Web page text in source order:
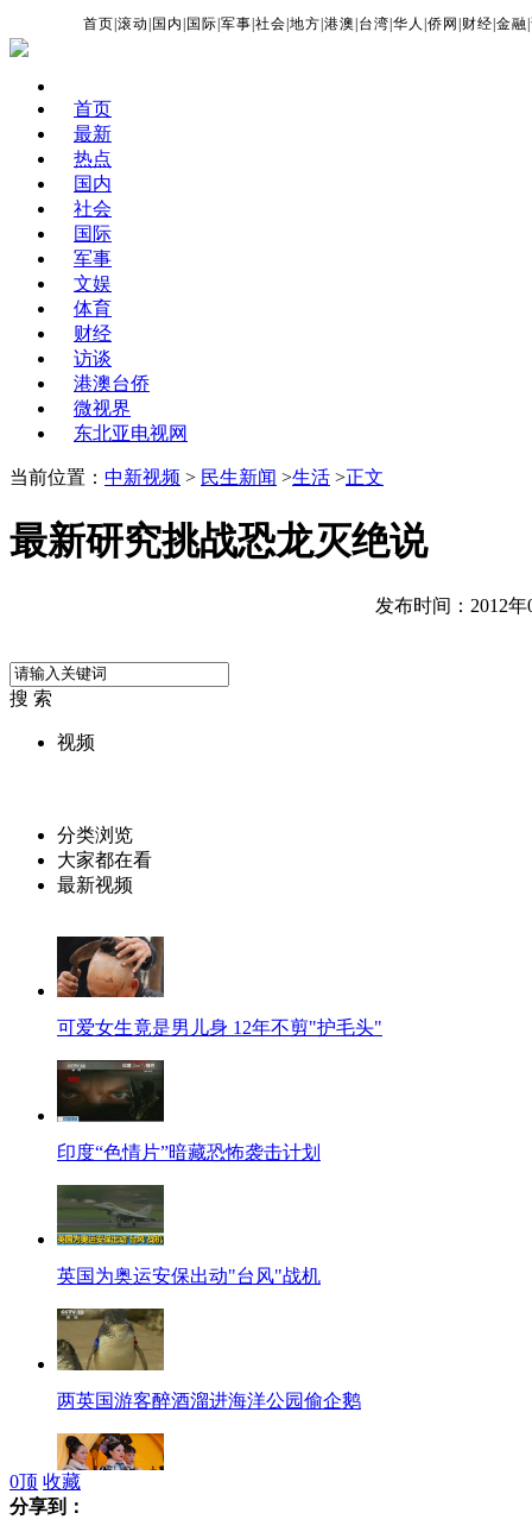
首页 |滚动 国内 国际 |军事 |社会 |地方 |港澳 台湾 |华人 |侨网 财经 |金融 |
首页
最新
热点
国内
社会
国际
军事
文娱
体育
财经
访谈
港澳台侨
微视界
东北亚电视网
当前位置： 中新视频 > 民生新闻 >生活 >正文
最新研究挑战恐龙灭绝说
发布时间：2012年
搜 索
视频
分类浏览
大家都在看
最新视频
可爱女生竟是男儿身 12年不剪"护毛头"
印度“色情片”暗藏恐怖袭击计划
英国为奥运安保出动"台风"战机
两英国游客醉酒溜进海洋公园偷企鹅
0顶 收藏
分享到：